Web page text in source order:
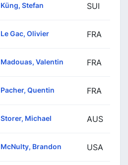
Küng, Stefan SUI
Le Gac, Olivier FRA
Madouas, Valentin FRA
Pacher, Quentin FRA
Storer, Michael AUS
McNulty, Brandon USA